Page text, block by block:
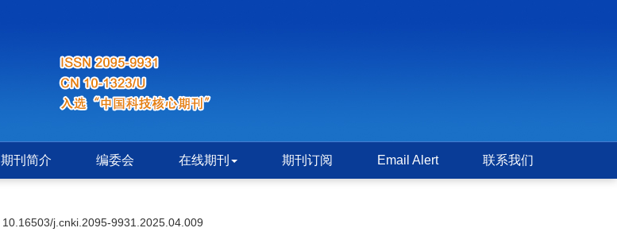
期刊简介 编委会 在线期刊 期刊订阅 Email Alert 联系我们
10.16503/j.cnki.2095-9931.2025.04.009